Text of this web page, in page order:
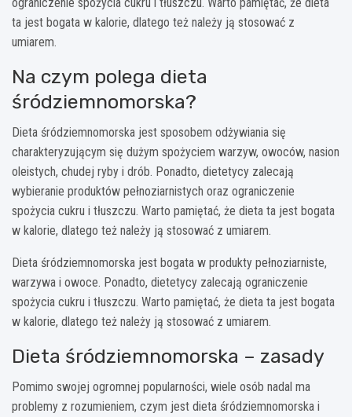
ta jest bogata w kalorie, dlatego też należy ją stosować z
umiarem.
Na czym polega dieta
śródziemnomorska?
Dieta śródziemnomorska jest sposobem odżywiania się
charakteryzującym się dużym spożyciem warzyw, owoców, nasion
oleistych, chudej ryby i drób. Ponadto, dietetycy zalecają
wybieranie produktów pełnoziarnistych oraz ograniczenie
spożycia cukru i tłuszczu. Warto pamiętać, że dieta ta jest bogata
w kalorie, dlatego też należy ją stosować z umiarem.
Dieta śródziemnomorska jest bogata w produkty pełnoziarniste,
warzywa i owoce. Ponadto, dietetycy zalecają ograniczenie
spożycia cukru i tłuszczu. Warto pamiętać, że dieta ta jest bogata
w kalorie, dlatego też należy ją stosować z umiarem.
Dieta śródziemnomorska – zasady
Pomimo swojej ogromnej popularności, wiele osób nadal ma
problemy z rozumieniem, czym jest dieta śródziemnomorska i